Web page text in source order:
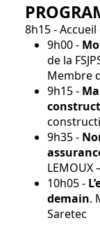
8h15 -
9h00 -
de la
Membre
9h15 -
9h35 -
LEMOUX
10h05 -
demain.
Saretec